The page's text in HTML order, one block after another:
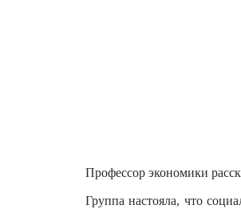
Профессор экономики
Группа настояла, что